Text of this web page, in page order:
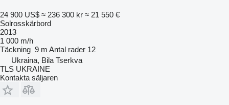
24 900 US$ ≈ 236 300 kr ≈ 21 550 €
Solrosskärbord
2013
1 000 m/h
Täckning 9 m Antal rader 12
Ukraina, Bila Tserkva
TLS UKRAINE
Kontakta säljaren